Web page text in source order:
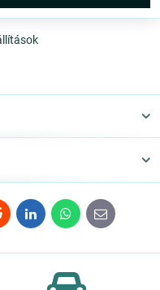
LinkedInWhatsApp
E-
mail